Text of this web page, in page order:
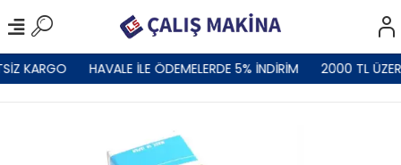
KARGO HAVALE İLE ÖDEMELERDE 5% İNDİRİM 2000 TL